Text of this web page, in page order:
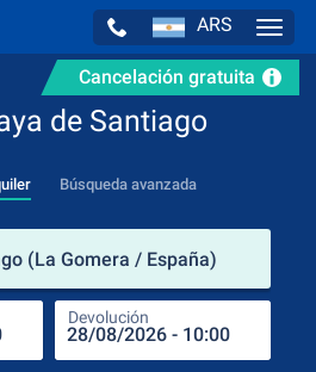
ARS
Cancelación gratuita
de Santiago
Búsqueda avanzada
(La Gomera / España)
Devolución